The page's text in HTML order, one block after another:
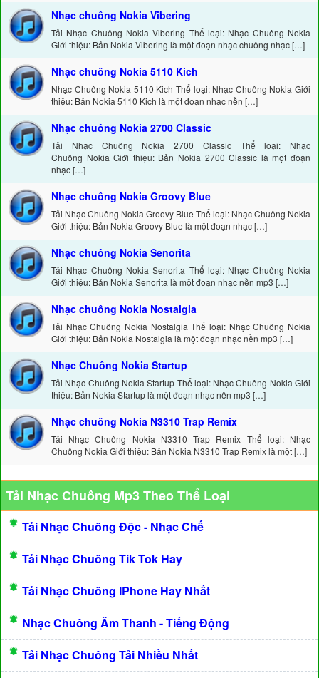
Nhạc chuông Nokia Vibering
Tải Nhạc Chuông Nokia Vibering Thể loại: Nhạc Chuông Nokia
Giới thiệu: Bản Nokia Vibering là một đoạn nhạc chuông nhạc […]
Nhạc chuông Nokia 5110 Kich
Nhạc Chuông Nokia 5110 Kich Thể loại: Nhạc Chuông Nokia Giới
thiệu: Bản Nokia 5110 Kich là một đoạn nhạc nền […]
Nhạc chuông Nokia 2700 Classic
Tải Nhạc Chuông Nokia 2700 Classic Thể loại: Nhạc
Chuông Nokia Giới thiệu: Bản Nokia 2700 Classic là một đoạn
nhạc […]
Nhạc chuông Nokia Groovy Blue
Tải Nhạc Chuông Nokia Groovy Blue Thể loại: Nhạc Chuông Nokia
Giới thiệu: Bản Nokia Groovy Blue là một đoạn nhạc […]
Nhạc chuông Nokia Senorita
Tải Nhạc Chuông Nokia Senorita Thể loại: Nhạc Chuông Nokia
Giới thiệu: Bản Nokia Senorita là một đoạn nhạc nền mp3 […]
Nhạc chuông Nokia Nostalgia
Tải Nhạc Chuông Nokia Nostalgia Thể loại: Nhạc Chuông Nokia
Giới thiệu: Bản Nokia Nostalgia là một đoạn nhạc nền mp3 […]
Nhạc Chuông Nokia Startup
Tải Nhạc Chuông Nokia Startup Thể loại: Nhạc Chuông Nokia Giới
thiệu: Bản Nokia Startup là một đoạn nhạc nền mp3 […]
Nhạc chuông Nokia N3310 Trap Remix
Tải Nhạc Chuông Nokia N3310 Trap Remix Thể loại: Nhạc
Chuông Nokia Giới thiệu: Bản Nokia N3310 Trap Remix là một […]
Tải Nhạc Chuông Mp3 Theo Thể Loại
Tải Nhạc Chuông Độc - Nhạc Chế
Tải Nhạc Chuông Tik Tok Hay
Tải Nhạc Chuông IPhone Hay Nhất
Nhạc Chuông Âm Thanh - Tiếng Động
Tải Nhạc Chuông Tải Nhiều Nhất